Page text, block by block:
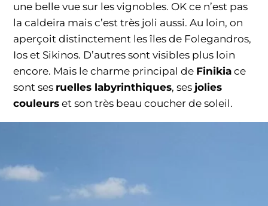
une belle vue sur les vignobles. OK ce n’est pas
la caldeira mais c’est très joli aussi. Au loin, on
aperçoit distinctement les îles de Folegandros,
Ios et Sikinos. D’autres sont visibles plus loin
encore. Mais le charme principal de Finikia ce
sont ses ruelles labyrinthiques, ses jolies
couleurs et son très beau coucher de soleil.